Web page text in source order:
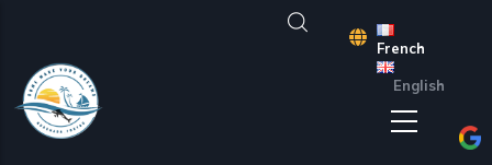
French
English